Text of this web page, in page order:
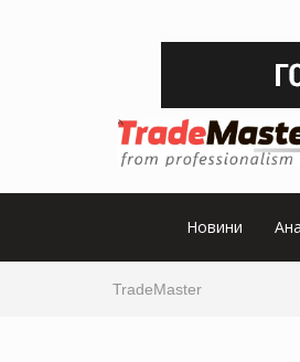
Новини
TradeMaster